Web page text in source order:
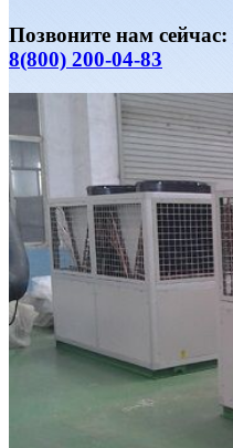
Позвоните нам сейчас:
8(800) 200-04-83